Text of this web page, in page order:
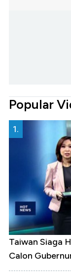
Popular
1.
Taiwan Siaga
Calon